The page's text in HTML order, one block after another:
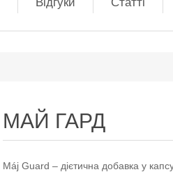
МАЙ ГАРД
Máj Guard – дієтична добавка у